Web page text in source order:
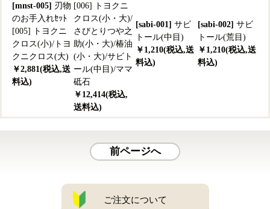
[mnst-005] 刃物
のお手入れｾｯﾄ
[005] トヨクニ
クロス(小)/トヨ
クニクロス(大)
￥2,881(税込,送
料込)
[006] トヨクニ
クロス(小・大)/
さびとりつや之
助(小・大)/椿油
(小・大)/サビト
ール(中目)/ママ
砥石
￥12,414(税込,
送料込)
[sabi-001] サビ
トール(中目)
￥1,210(税込,送
料込)
[sabi-002] サビ
トール(荒目)
￥1,210(税込,送
料込)
前ページへ
ご注文について